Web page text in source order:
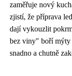
zaměřuje nový
zjistí, že příprava
dají vykouzlit
bez viny" boří mýty
snadno a chutně